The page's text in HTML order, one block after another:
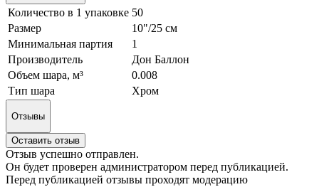
Количество в 1 упаковке 50
Размер
10"/25 см
Минимальная партия
1
Производитель
Дон Баллон
Объем шара, м³
0.008
Тип шара
Хром
Отзывы
Оставить отзыв
Отзыв успешно отправлен.
Он будет проверен администратором перед публикацией.
Перед публикацией отзывы проходят модерацию